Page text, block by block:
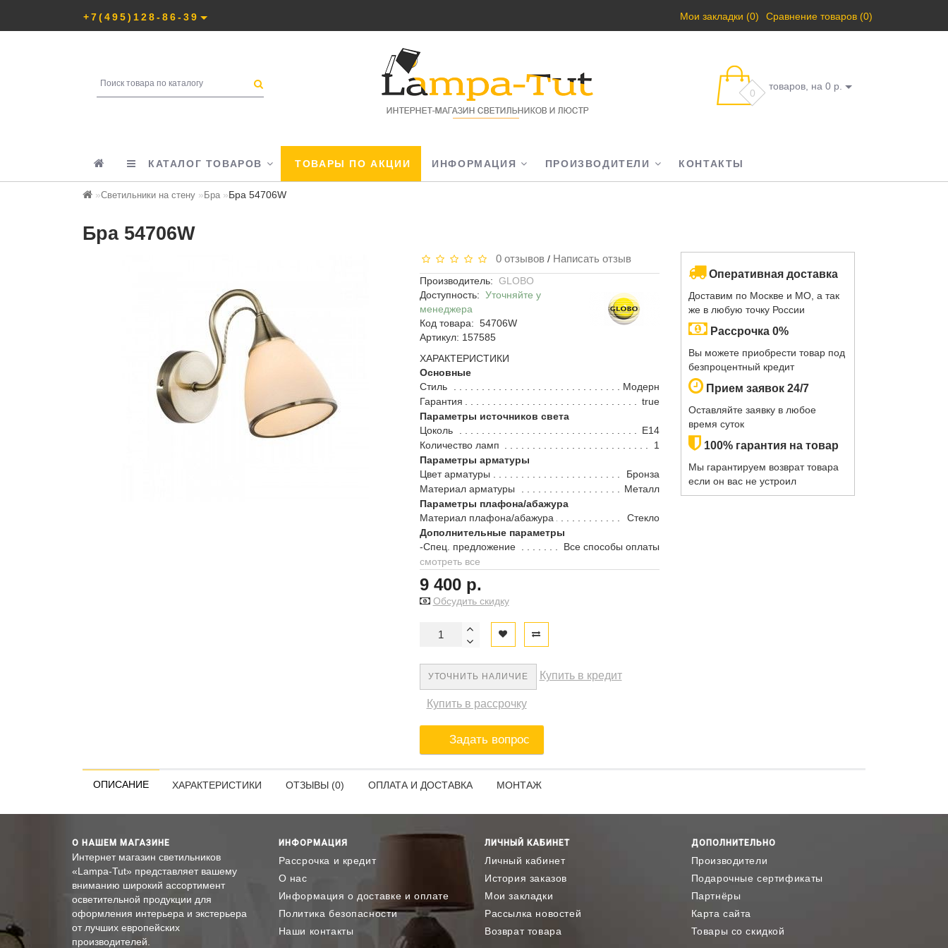
+7(495)128-86-39 Мои закладки (0) Сравнение товаров (0)
0
товаров, на 0 р.
КАТАЛОГ ТОВАРОВ ТОВАРЫ ПО АКЦИИ ИНФОРМАЦИЯ ПРОИЗВОДИТЕЛИ КОНТАКТЫ
Светильники на стену Бра Бра 54706W
Бра 54706W
0 отзывов / Написать отзыв
Производитель:
GLOBO
Доступность: Уточняйте у
менеджера
Код товара: 54706W
Артикул: 157585
ХАРАКТЕРИСТИКИ
Основные
Стиль
Модерн
Гарантия
true
Параметры источников света
Цоколь
E14
Количество ламп
1
Параметры арматуры
Цвет арматуры
Бронза
Материал арматуры
Металл
Параметры плафона/абажура
Материал плафона/абажура
Стекло
Дополнительные параметры
-Спец. предложение
Все способы оплаты
смотреть все
9 400 р.
Обсудить скидку
УТОЧНИТЬ НАЛИЧИЕ Купить в кредит
Купить в рассрочку
Задать вопрос
Оперативная доставка
Доставим по Москве и МО, а так
же в любую точку России
Рассрочка 0%
Вы можете приобрести товар под
безпроцентный кредит
Прием заявок 24/7
Оставляйте заявку в любое
время суток
100% гарантия на товар
Мы гарантируем возврат товара
если он вас не устроил
ОПИСАНИЕ ХАРАКТЕРИСТИКИ ОТЗЫВЫ (0) ОПЛАТА И ДОСТАВКА МОНТАЖ
О НАШЕМ МАГАЗИНЕ
Интернет магазин светильников
«Lampa-Tut» представляет вашему
вниманию широкий ассортимент
осветительной продукции для
оформления интерьера и экстерьера
от лучших европейских
производителей.
ИНФОРМАЦИЯ
Рассрочка и кредит
О нас
Информация о доставке и оплате
Политика безопасности
Наши контакты
ЛИЧНЫЙ КАБИНЕТ
Личный кабинет
История заказов
Мои закладки
Рассылка новостей
Возврат товара
ДОПОЛНИТЕЛЬНО
Производители
Подарочные сертификаты
Партнёры
Карта сайта
Товары со скидкой